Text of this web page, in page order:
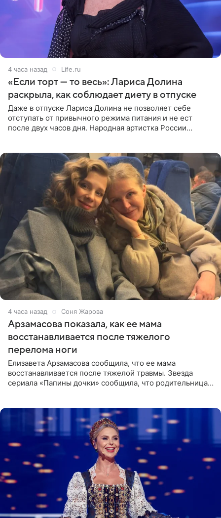
4 часа назад Life.ru
«Если торт — то весь»: Лариса Долина
раскрыла, как соблюдает диету в отпуске
Даже в отпуске Лариса Долина не позволяет себе
отступать от привычного режима питания и не ест
после двух часов дня. Народная артистка России
4 часа назад Соня Жарова
Арзамасова показала, как ее мама
восстанавливается после тяжелого
перелома ноги
Елизавета Арзамасова сообщила, что ее мама
восстанавливается после тяжелой травмы. Звезда
сериала «Папины дочки» сообщила, что родительница